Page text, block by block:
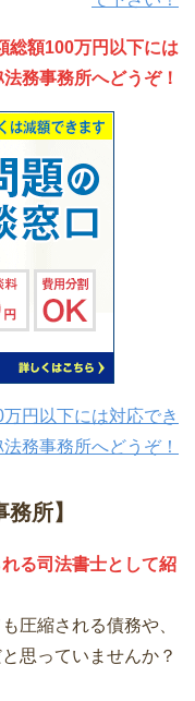
総額100万円以下には
務事務所へどうぞ！
円以下には対応でき
務事務所へどうぞ！
所】
る司法書士として紹
圧縮される債務や、
思っていませんか？